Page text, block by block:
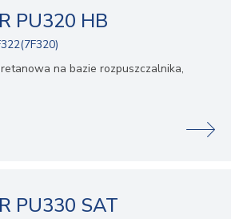
PU320 HB
na bazie rozpuszczalnika,
PU330 SAT